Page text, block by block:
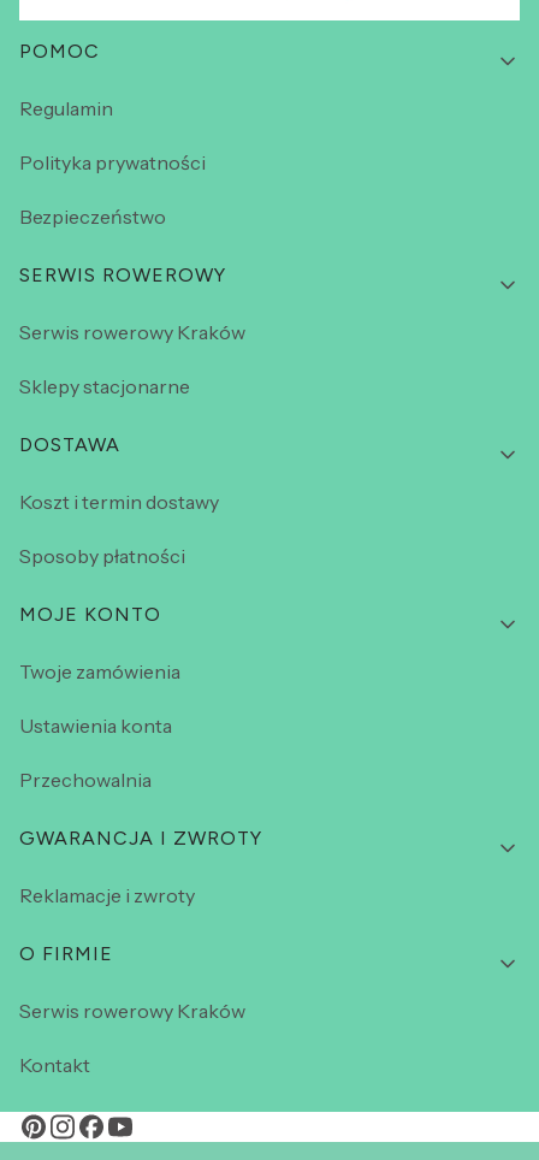
Linki w stopce
POMOC
Regulamin
Polityka prywatności
Bezpieczeństwo
SERWIS ROWEROWY
Serwis rowerowy Kraków
Sklepy stacjonarne
DOSTAWA
Koszt i termin dostawy
Sposoby płatności
MOJE KONTO
Twoje zamówienia
Ustawienia konta
Przechowalnia
GWARANCJA I ZWROTY
Reklamacje i zwroty
O FIRMIE
Serwis rowerowy Kraków
Kontakt